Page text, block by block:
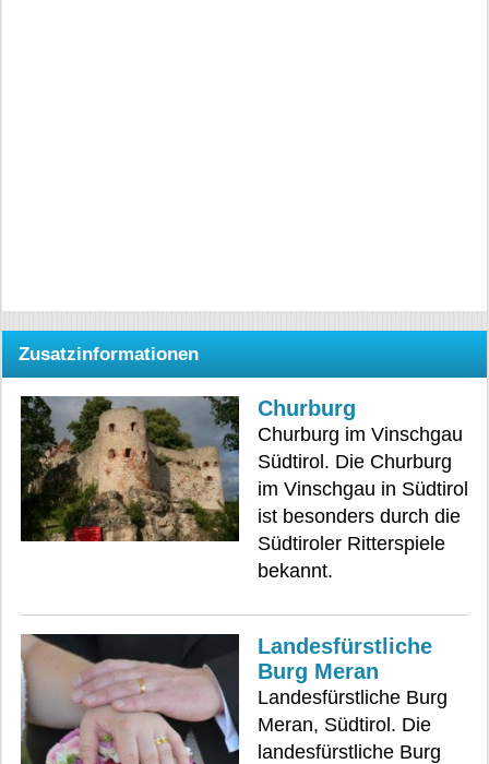
Zusatzinformationen
Churburg
Churburg im Vinschgau
Südtirol. Die Churburg
im Vinschgau in Südtirol
ist besonders durch die
Südtiroler Ritterspiele
bekannt.
Landesfürstliche
Burg Meran
Landesfürstliche Burg
Meran, Südtirol. Die
landesfürstliche Burg